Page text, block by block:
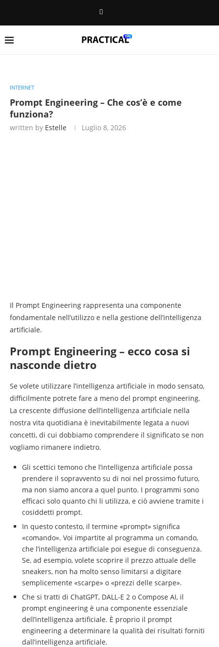
INTERNET
Prompt Engineering – Che cos’è e come
funziona?
written by Estelle Luglio 8, 2026
Il Prompt Engineering rappresenta una componente
fondamentale nell’utilizzo e nella gestione dell’intelligenza
artificiale.
Prompt Engineering – ecco cosa si
nasconde dietro
Se volete utilizzare l’intelligenza artificiale in modo sensato,
difficilmente potrete fare a meno del prompt engineering.
La crescente diffusione dell’intelligenza artificiale nella
nostra vita quotidiana è inevitabilmente legata a nuovi
concetti, di cui dobbiamo comprendere il significato se non
vogliamo rimanere indietro.
Gli scettici temono che l’intelligenza artificiale possa
prendere il sopravvento su di noi nel prossimo futuro,
ma non siamo ancora a quel punto. I programmi sono
efficaci solo quanto chi li utilizza, e ciò avviene tramite i
cosiddetti prompt.
In questo contesto, il termine «prompt» significa
«comando». Voi impartite al programma un comando,
che l’intelligenza artificiale poi esegue di conseguenza.
Se, ad esempio, volete scoprire il prezzo attuale delle
sneakers, non ha molto senso limitarsi a digitare
semplicemente «scarpe» o «prezzi delle scarpe».
Che si tratti di ChatGPT, DALL-E 2 o Compose AI, il
prompt engineering è una componente essenziale
dell’intelligenza artificiale. È proprio il prompt
engineering a determinare la qualità dei risultati forniti
dall’intelligenza artificiale.